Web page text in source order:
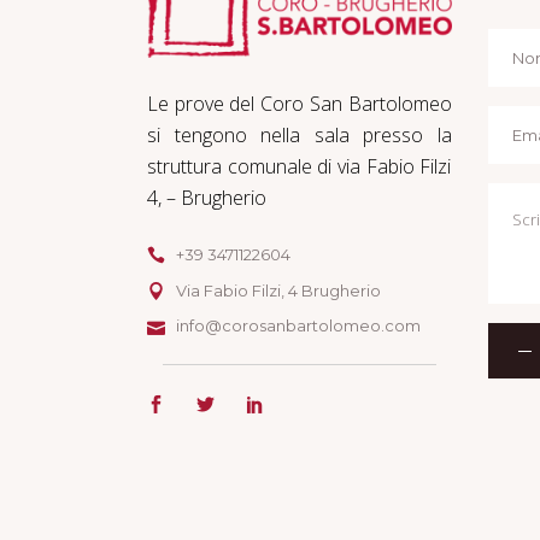
Le prove del Coro San Bartolomeo
si tengono nella sala presso la
struttura comunale di via Fabio Filzi
4, – Brugherio
+39 3471122604
Via Fabio Filzi, 4 Brugherio
info@corosanbartolomeo.com